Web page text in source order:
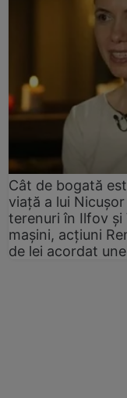
Cât de bogată
viață a lui
terenuri în Ilfov și
mașini, acțiuni
de lei acordat